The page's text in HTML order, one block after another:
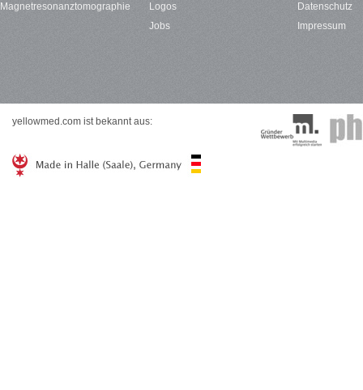
Magnetresonanztomographie
Logos
Jobs
Datenschutz
Impressum
yellowmed.com ist bekannt aus: